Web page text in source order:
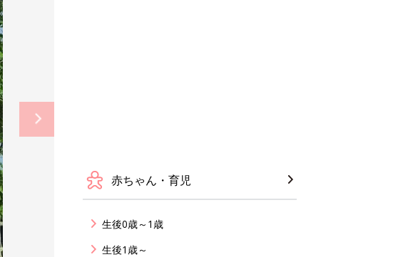
赤ちゃん・育児
生後0歳～1歳
生後1歳～